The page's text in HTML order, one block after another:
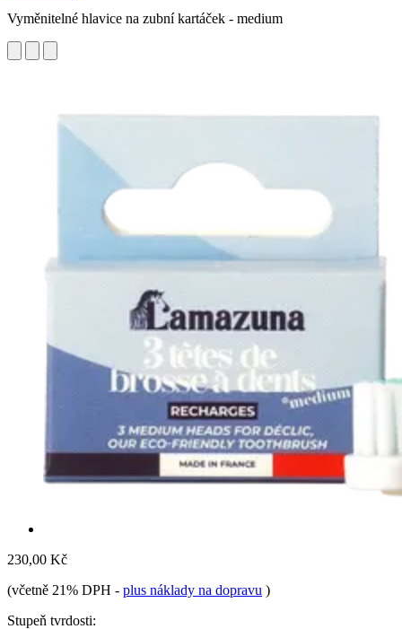
Vyměnitelné hlavice na zubní kartáček - medium
230,00 Kč
(včetně 21% DPH - plus náklady na dopravu )
Stupeň tvrdosti: